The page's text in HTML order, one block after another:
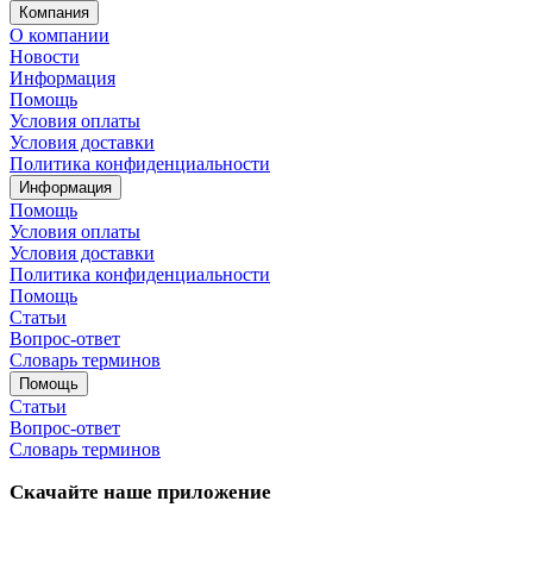
Компания
О компании
Новости
Информация
Помощь
Условия оплаты
Условия доставки
Политика конфиденциальности
Информация
Помощь
Условия оплаты
Условия доставки
Политика конфиденциальности
Помощь
Статьи
Вопрос-ответ
Словарь терминов
Помощь
Статьи
Вопрос-ответ
Словарь терминов
Скачайте наше приложение